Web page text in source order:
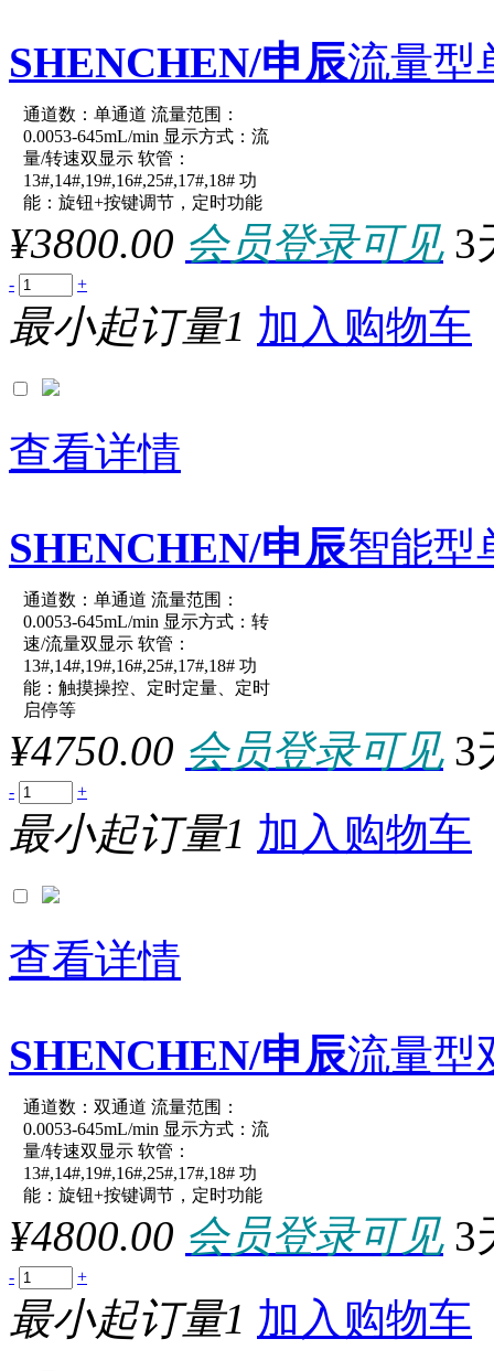
SHENCHEN/申辰流量型
原厂型号：LabN1-III-
参数：
通道数：单通道 流量范围：
0.0053-645mL/min 显示方式：流
量/转速双显示 软管：
13#,14#,19#,16#,25#,17#,18# 功
能：旋钮+按键调节，定时功能
¥3800.00 会员登录可见 3
- +
最小起订量1 加入购物车
查看详情
SHENCHEN/申辰智能型
原厂型号：LabV1-III-
参数：
通道数：单通道 流量范围：
0.0053-645mL/min 显示方式：转
速/流量双显示 软管：
13#,14#,19#,16#,25#,17#,18# 功
能：触摸操控、定时定量、定时
启停等
¥4750.00 会员登录可见 3
- +
最小起订量1 加入购物车
查看详情
SHENCHEN/申辰流量型
原厂型号：LabN1-III-
参数：
通道数：双通道 流量范围：
0.0053-645mL/min 显示方式：流
量/转速双显示 软管：
13#,14#,19#,16#,25#,17#,18# 功
能：旋钮+按键调节，定时功能
¥4800.00 会员登录可见 3
- +
最小起订量1 加入购物车